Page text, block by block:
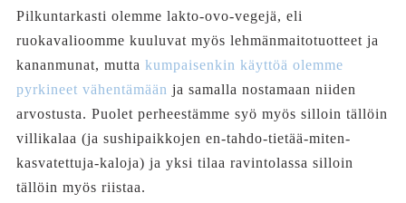
Pilkuntarkasti olemme lakto-ovo-vegejä, eli
ruokavalioomme kuuluvat myös lehmänmaitotuotteet ja
kananmunat, mutta kumpaisenkin käyttöä olemme
pyrkineet vähentämään ja samalla nostamaan niiden
arvostusta. Puolet perheestämme syö myös silloin tällöin
villikalaa (ja sushipaikkojen en-tahdo-tietää-miten-
kasvatettuja-kaloja) ja yksi tilaa ravintolassa silloin
tällöin myös riistaa.